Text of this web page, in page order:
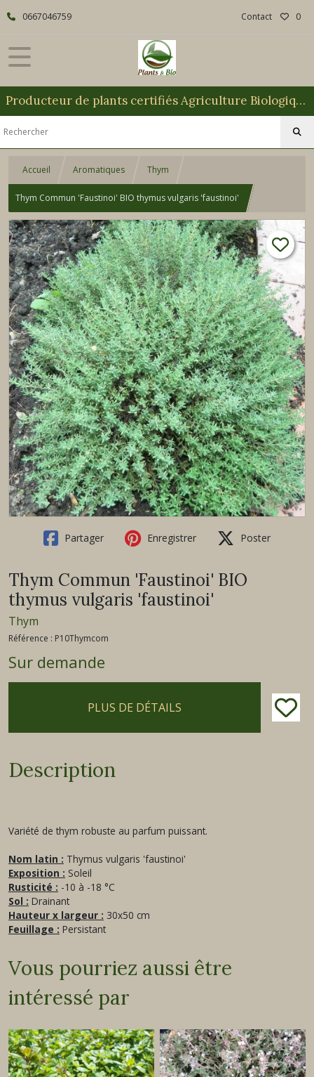
0667046759 Contact 0
Producteur de plants certifiés Agriculture Biologique
Accueil Aromatiques Thym
Thym Commun 'Faustinoi' BIO thymus vulgaris 'faustinoi'
Partager Enregistrer Poster
Thym Commun 'Faustinoi' BIO
thymus vulgaris 'faustinoi'
Thym
Référence : P10Thymcom
Sur demande
PLUS DE DÉTAILS
Description
Variété de thym robuste au parfum puissant.
Nom latin : Thymus vulgaris 'faustinoi'
Exposition : Soleil
Rusticité : -10 à -18 °C
Sol : Drainant
Hauteur x largeur : 30x50 cm
Feuillage : Persistant
Vous pourriez aussi être
intéressé par